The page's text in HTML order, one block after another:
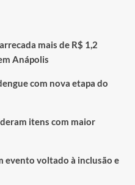
mais de R$ 1,2
Anápolis
com nova etapa do
itens com maior
evento voltado à inclusão e